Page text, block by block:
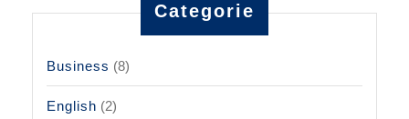
Categorie
Business (8)
English (2)